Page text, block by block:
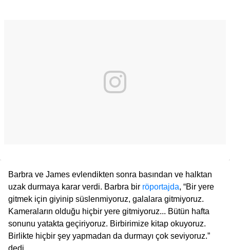
Barbra ve James evlendikten sonra basından ve halktan
uzak durmaya karar verdi. Barbra bir röportajda, “Bir yere
gitmek için giyinip süslenmiyoruz, galalara gitmiyoruz.
Kameraların olduğu hiçbir yere gitmiyoruz... Bütün hafta
sonunu yatakta geçiriyoruz. Birbirimize kitap okuyoruz.
Birlikte hiçbir şey yapmadan da durmayı çok seviyoruz.”
dedi.